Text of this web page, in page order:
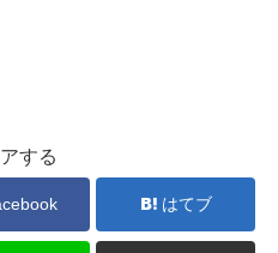
する
はてブ